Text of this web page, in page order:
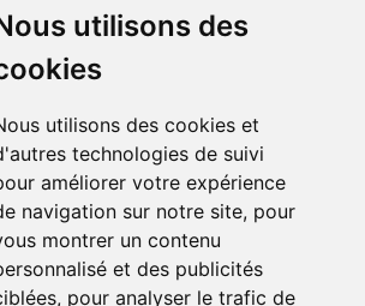
utilisons des
utilisons des cookies et
technologies de suivi
améliorer votre expérience
navigation sur notre site, pour
montrer un contenu
et des publicités
pour analyser le trafic de
Livraisons
5 65 avis